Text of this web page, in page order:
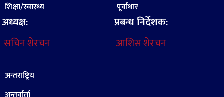
शिक्षा/स्वास्थ्य
अध्यक्ष:
सचिन शेरचन
पूर्वाधार
प्रबन्ध निर्देशक:
आशिस शेरचन
अन्तराष्ट्रिय